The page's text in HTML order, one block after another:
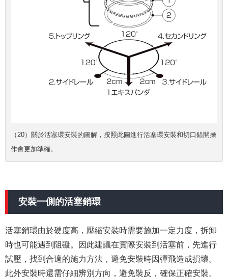
（20）關於活塞環安裝的圖解，按照此圖進行活塞環安裝和切口錯開操
作會更加準確。
安裝一側的活塞銷環
活塞銷環由於硬度高，壓縮安裝時需要施加一定力度，拆卸
時也可能遇到阻礙。因此建議在實際安裝到活塞前，先進行
試壓，找到合適的施力方法，避免安裝時因彈飛造成損壞。
此外安裝時還需仔細辨別方向，避免裝反，確保正確安裝。